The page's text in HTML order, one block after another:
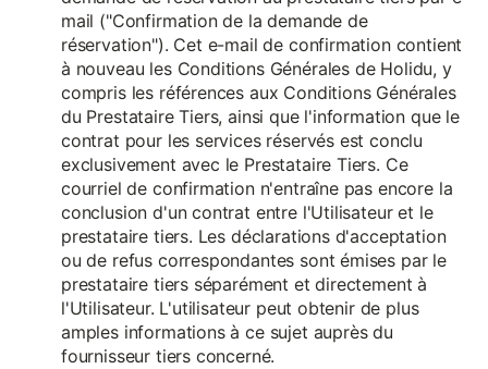
mail ("Confirmation de la demande de
réservation"). Cet e-mail de confirmation contient
à nouveau les Conditions Générales de Holidu, y
compris les références aux Conditions Générales
du Prestataire Tiers, ainsi que l'information que le
contrat pour les services réservés est conclu
exclusivement avec le Prestataire Tiers. Ce
courriel de confirmation n'entraîne pas encore la
conclusion d'un contrat entre l'Utilisateur et le
prestataire tiers. Les déclarations d'acceptation
ou de refus correspondantes sont émises par le
prestataire tiers séparément et directement à
l'Utilisateur. L'utilisateur peut obtenir de plus
amples informations à ce sujet auprès du
fournisseur tiers concerné.